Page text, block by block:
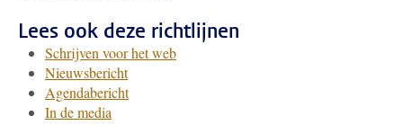
Lees ook deze richtlijnen
Schrijven voor het web
Nieuwsbericht
Agendabericht
In de media